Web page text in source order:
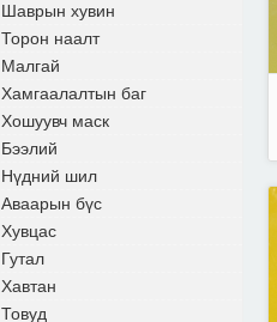
Шаврын хувин
Торон наалт
Малгай
Хамгаалалтын баг
Хошуувч маск
Бээлий
Нүдний шил
Аваарын бүс
Хувцас
Гутал
Хавтан
Товуд